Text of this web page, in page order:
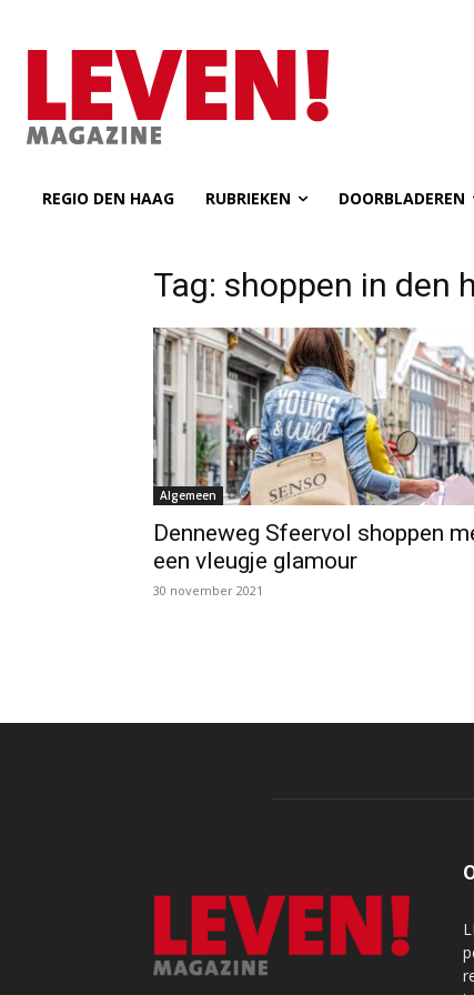
REGIO DEN HAAG RUBRIEKEN DOORBLADEREN
Tag: shoppen in den
Algemeen
Denneweg Sfeervol shoppen
een vleugje glamour
30 november 2021